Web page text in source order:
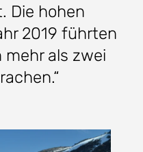
Die hohen
2019 führten
mehr als zwei